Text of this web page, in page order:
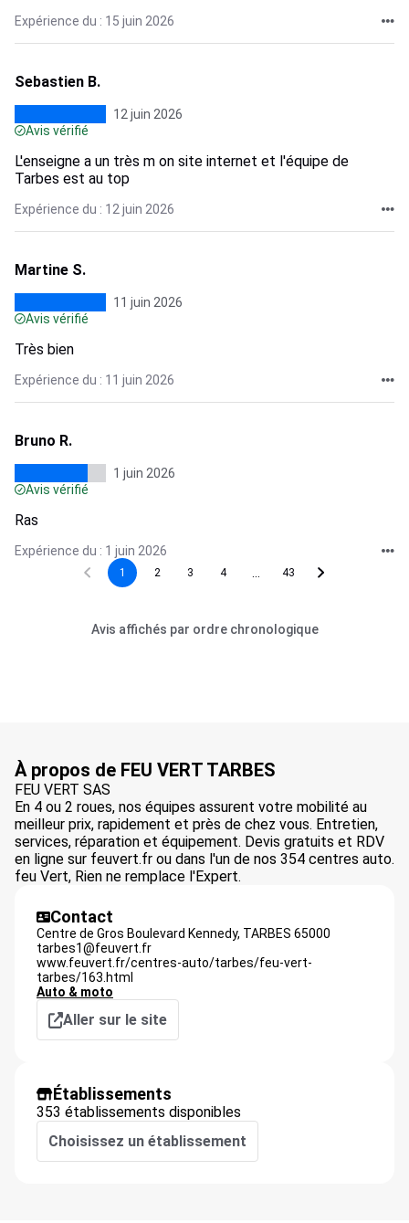
Expérience du : 15 juin 2026
Sebastien B.
12 juin 2026
Avis vérifié
L'enseigne a un très m on site internet et l'équipe de
Tarbes est au top
Expérience du : 12 juin 2026
Martine S.
11 juin 2026
Avis vérifié
Très bien
Expérience du : 11 juin 2026
Bruno R.
1 juin 2026
Avis vérifié
Ras
Expérience du : 1 juin 2026
1 2 3 4 43
Avis affichés par ordre chronologique
À propos de FEU VERT TARBES
FEU VERT SAS
En 4 ou 2 roues, nos équipes assurent votre mobilité au
meilleur prix, rapidement et près de chez vous. Entretien,
services, réparation et équipement. Devis gratuits et RDV
en ligne sur feuvert.fr ou dans l'un de nos 354 centres auto.
feu Vert, Rien ne remplace l'Expert.
Contact
Centre de Gros Boulevard Kennedy, TARBES 65000
tarbes1@feuvert.fr
www.feuvert.fr/centres-auto/tarbes/feu-vert-
tarbes/163.html
Auto & moto
Aller sur le site
Établissements
353 établissements disponibles
Choisissez un établissement